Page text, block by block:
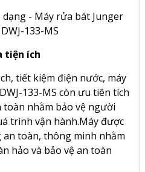
tiện ích
tiết kiệm điện nước, máy
133-MS còn ưu tiên tích
nhằm bảo vệ người
trình vận hành.Máy được
toàn, thông minh nhằm
hảo và bảo vệ an toàn